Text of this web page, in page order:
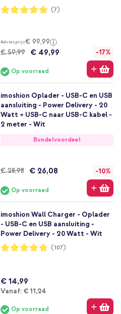
Waardering:
100%
(7)
Adviesprijs€ 99,99
€ 59,99
€ 49,99 -17%
Op voorraad
Bundelvoordeel
imoshion Oplader - USB-C en USB
aansluiting - Power Delivery - 20
Watt + USB-C naar USB-C kabel -
2 meter - Wit
€ 28,98 € 26,08 -10%
Op voorraad
imoshion Wall Charger - Oplader
- USB-C en USB aansluiting -
Power Delivery - 20 Watt - Wit
Waardering:
96%
(107)
€ 14,99
Vanaf: Vanaf
€ 11,24
Op voorraad